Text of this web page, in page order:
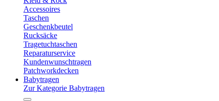
Accessoires
Taschen
Geschenkbeutel
Rucksäcke
Tragetuchtaschen
Reparaturservice
Kundenwunschtragen
Patchworkdecken
Babytragen
Zur Kategorie Babytragen